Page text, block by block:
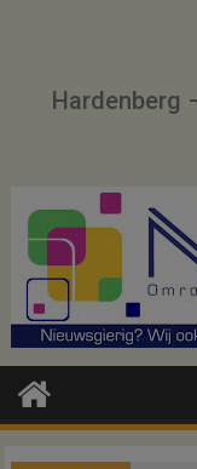
Hardenberg